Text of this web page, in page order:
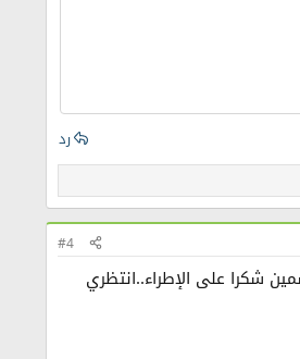
رد
#4
شكرا على الإطراء..انتظري